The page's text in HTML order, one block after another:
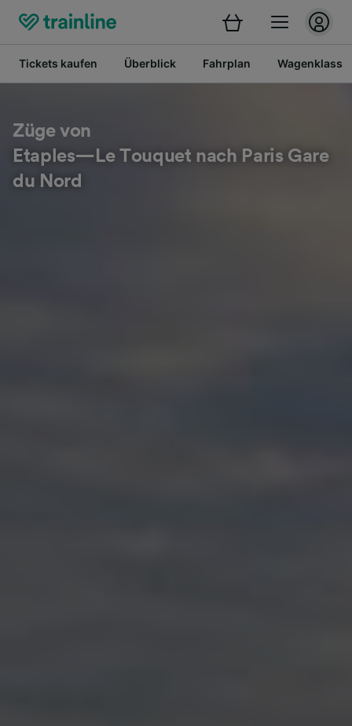
Tickets kaufen Überblick Fahrplan
Züge von
Etaples—Le Touquet nach Paris Gare
du Nord